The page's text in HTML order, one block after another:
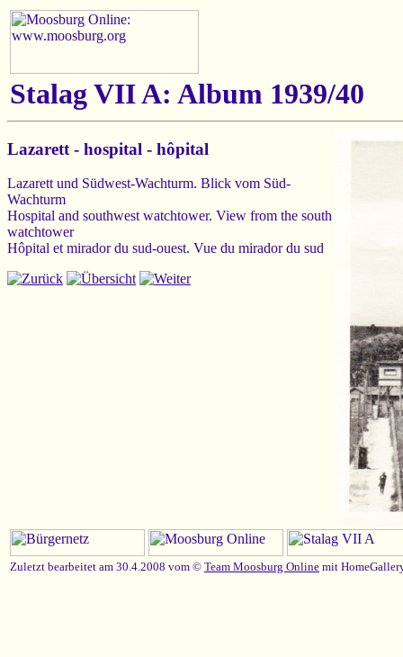
Stalag VII A: Album 1939/40
Lazarett - hospital - hôpital
Lazarett und Südwest-Wachturm. Blick vom Süd-
Wachturm
Hospital and southwest watchtower. View from the south
watchtower
Hôpital et mirador du sud-ouest. Vue du mirador du sud
Zuletzt bearbeitet am 30.4.2008 vom © Team Moosburg Online mit